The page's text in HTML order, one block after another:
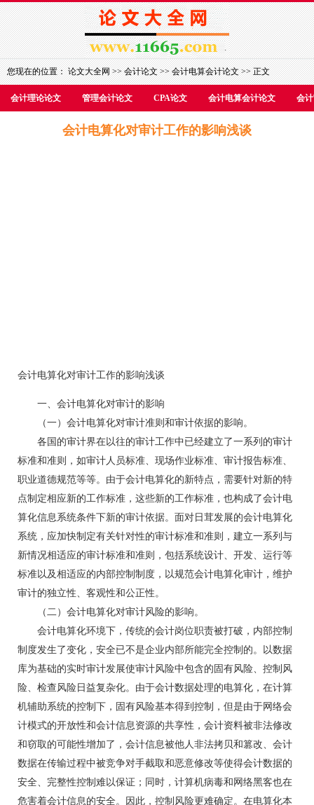
您现在的位置：论文大全网>>会计论文>>会计电算会计论文>> 正文
会计理论论文 管理会计论文 CPA论文 会计电算会计论文 会
会计电算化对审计工作的影响浅谈
会计电算化对审计工作的影响浅谈
一、会计电算化对审计的影响
（一）会计电算化对审计准则和审计依据的影响。
各国的审计界在以往的审计工作中已经建立了一系列的审计
标准和准则，如审计人员标准、现场作业标准、审计报告标准、
职业道德规范等等。由于会计电算化的新特点，需要针对新的特
点制定相应新的工作标准，这些新的工作标准，也构成了会计电
算化信息系统条件下新的审计依据。面对日茸发展的会计电算化
系统，应加快制定有关针对性的审计标准和准则，建立一系列与
新情况相适应的审计标准和准则，包括系统设计、开发、运行等
标准以及相适应的内部控制制度，以规范会计电算化审计，维护
审计的独立性、客观性和公正性。
（二）会计电算化对审计风险的影响。
会计电算化环境下，传统的会计岗位职责被打破，内部控制
制度发生了变化，安全已不是企业内部所能完全控制的。以数据
库为基础的实时审计发展使审计风险中包含的固有风险、控制风
险、检查风险日益复杂化。由于会计数据处理的电算化，在计算
机辅助系统的控制下，固有风险基本得到控制，但是由于网络会
计模式的开放性和会计信息资源的共享性，会计资料被非法修改
和窃取的可能性增加了，会计信息被他人非法拷贝和篡改、会计
数据在传输过程中被竞争对手截取和恶意修改等使得会计数据的
安全、完整性控制难以保证；同时，计算机病毒和网络黑客也在
危害着会计信息的安全。因此，控制风险更难确定。在电算化本